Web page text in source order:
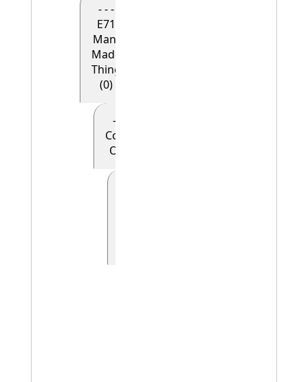
- - -
E71
Man-
Made
Thing
(0)
- - - - E28
Conceptual
Object (0)